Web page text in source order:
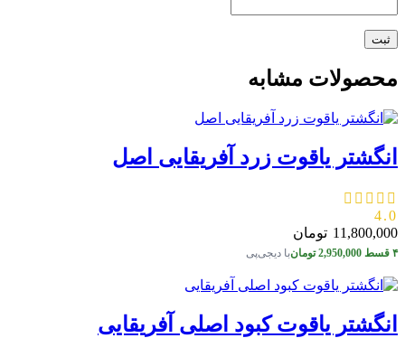
محصولات مشابه
انگشتر یاقوت زرد آفریقایی اصل
4.0
11,800,000 تومان
۴ قسط 2,950,000 تومانبا دیجی‌پی
انگشتر یاقوت کبود اصلی آفریقایی